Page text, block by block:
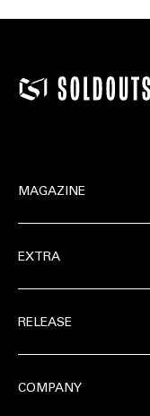
MAGAZINE
EXTRA
RELEASE
COMPANY